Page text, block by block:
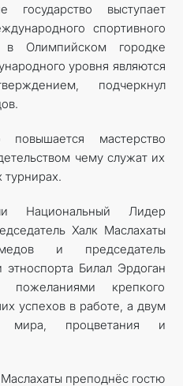
выступает
спортивного
Олимпийском городке
уровня являются
подчеркнул
мастерство
чему служат их
Национальный Лидер
Халк Маслахаты
и председатель
Билал Эрдоган
пожеланиями крепкого
успехов в работе, а двум
мира, процветания и
преподнёс гостю